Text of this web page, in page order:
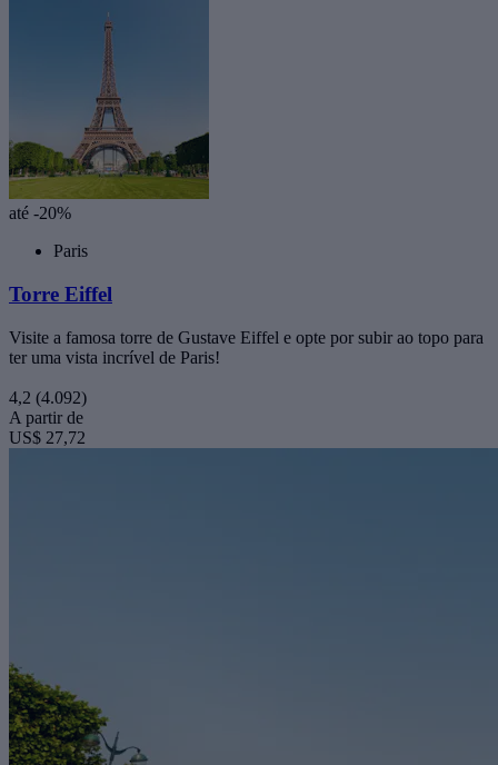
até -20%
Paris
Torre Eiffel
Visite a famosa torre de Gustave Eiffel e opte por subir ao topo para
ter uma vista incrível de Paris!
4,2 (4.092)
A partir de
US$ 27,72